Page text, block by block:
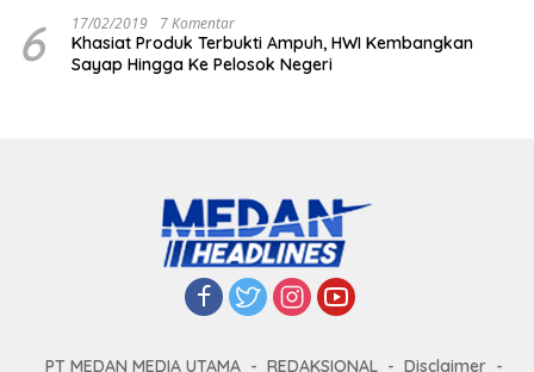
6 17/02/2019 7 Komentar
Khasiat Produk Terbukti Ampuh, HWI Kembangkan
Sayap Hingga Ke Pelosok Negeri
PT MEDAN MEDIA UTAMA REDAKSIONAL Disclaimer